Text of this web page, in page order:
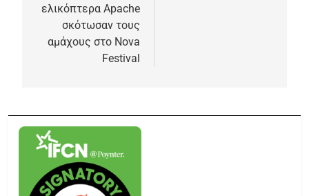
ελικόπτερα Apache
σκότωσαν τους
αμάχους στο Nova
Festival